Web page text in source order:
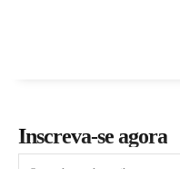
Inscreva-se agora